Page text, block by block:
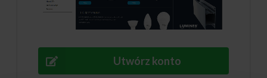
Utwórz konto